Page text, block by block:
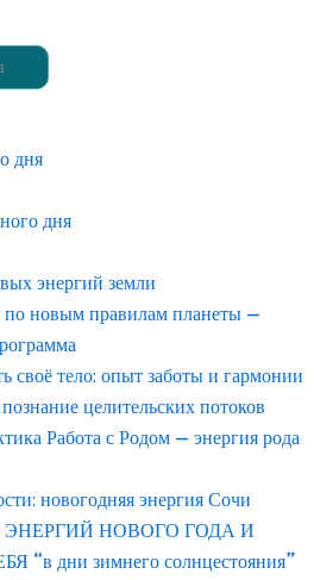
дня
дня
энергий земли
новым правилам планеты —
своё тело: опыт заботы и гармонии
целительских потоков
Работа с Родом — энергия рода
новогодняя энергия Сочи
НОВОГО ГОДА И
“в дни зимнего солнцестояния”